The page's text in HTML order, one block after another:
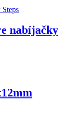
nabíjačky